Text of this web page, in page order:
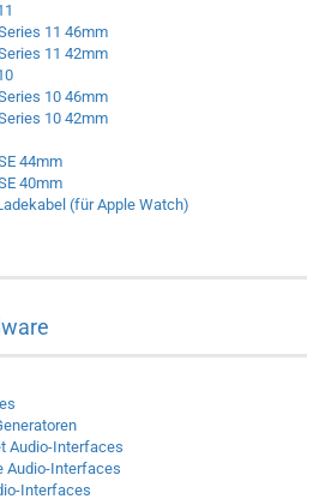
11 46mm
11 42mm
10 46mm
10 42mm
44mm
40mm
(für Apple Watch)
Audio-Interfaces
Audio-Interfaces
Interfaces